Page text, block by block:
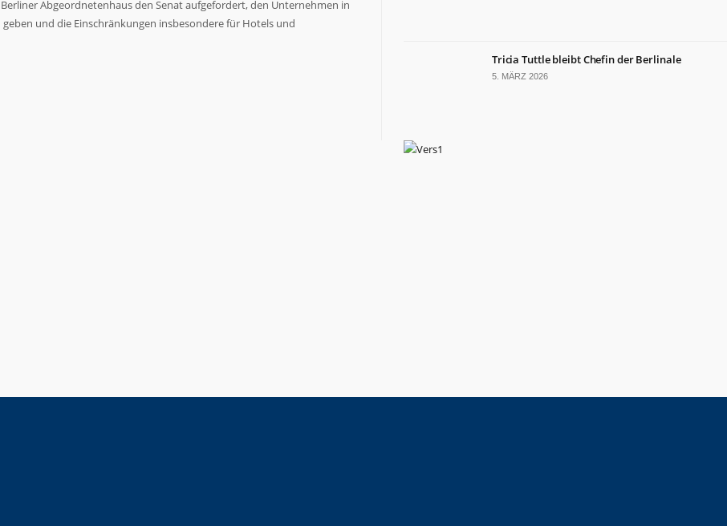
Berliner Abgeordnetenhaus den Senat aufgefordert, den Unternehmen in
und die Einschränkungen insbesondere für Hotels und
Tricia Tuttle bleibt Chefin der Berlinale
5. MÄRZ 2026